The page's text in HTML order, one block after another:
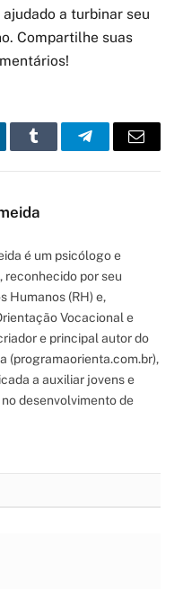
a turbinar seu
Compartilhe suas
Tumblr TelegramEmail
é um psicólogo e
reconhecido por seu
Humanos (RH) e,
Vocacional e
e principal autor do
(programaorienta.com.br),
a auxiliar jovens e
desenvolvimento de